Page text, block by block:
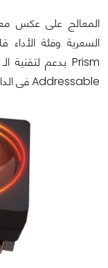
Addressable فى الدائرة حول المروحة.